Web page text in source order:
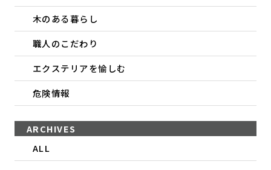
木のある暮らし
職人のこだわり
エクステリアを愉しむ
危険情報
ARCHIVES
ALL